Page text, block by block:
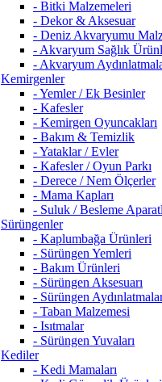
- Bitki Malzemeleri
- Dekor & Aksesuar
- Deniz Akvaryumu
- Akvaryum Sağlık
- Akvaryum
Kemirgenler
- Yemler / Ek Besinler
- Kafesler
- Kemirgen Oyuncakları
- Bakım & Temizlik
- Yataklar / Evler
- Kafesler / Oyun Parkı
- Derece / Nem Ölçerler
- Mama Kapları
- Suluk / Besleme
Sürüngenler
- Kaplumbağa Ürünleri
- Sürüngen Yemleri
- Bakım Ürünleri
- Sürüngen Aksesuarı
- Sürüngen
- Taban Malzemesi
- Isıtmalar
- Sürüngen Yuvaları
Kediler
- Kedi Mamaları